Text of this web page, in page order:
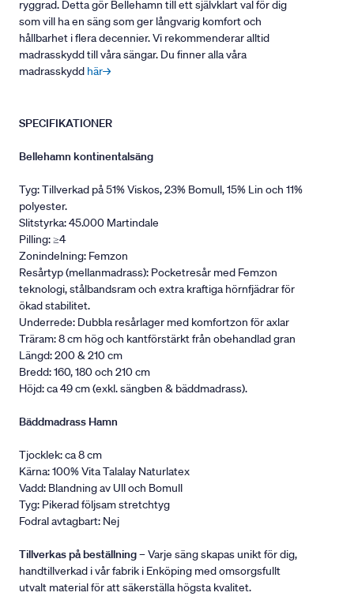
ryggrad. Detta gör Bellehamn till ett självklart val för dig
som vill ha en säng som ger långvarig komfort och
hållbarhet i flera decennier. Vi rekommenderar alltid
madrasskydd till våra sängar. Du finner alla våra
madrasskydd här→
SPECIFIKATIONER
Bellehamn kontinentalsäng
Tyg: Tillverkad på 51% Viskos, 23% Bomull, 15% Lin och 11%
polyester.
Slitstyrka: 45.000 Martindale
Pilling: ≥4
Zonindelning: Femzon
Resårtyp (mellanmadrass): Pocketresår med Femzon
teknologi, stålbandsram och extra kraftiga hörnfjädrar för
ökad stabilitet.
Underrede: Dubbla resårlager med komfortzon för axlar
Träram: 8 cm hög och kantförstärkt från obehandlad gran
Längd: 200 & 210 cm
Bredd: 160, 180 och 210 cm
Höjd: ca 49 cm (exkl. sängben & bäddmadrass).
Bäddmadrass Hamn
Tjocklek: ca 8 cm
Kärna: 100% Vita Talalay Naturlatex
Vadd: Blandning av Ull och Bomull
Tyg: Pikerad följsam stretchtyg
Fodral avtagbart: Nej
Tillverkas på beställning– Varje säng skapas unikt för dig,
handtillverkad i vår fabrik i Enköping med omsorgsfullt
utvalt material för att säkerställa högsta kvalitet.